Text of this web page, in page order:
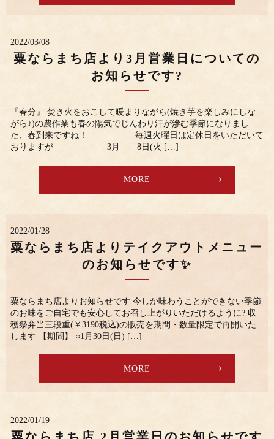
2022/03/08
粟ならまち店より3月営業日についての
お知らせです?
『春分』 焚き火をおこして暖まりながら(焼き芋を楽しみにしな
がら♪)の農作業も春の陽気でじんわり汗が滲む季節になりまし
た、春到来ですね！ 毎週火曜日は定休日をいただいて
おりますが 3月 8日(火 […]
MORE
2022/01/28
粟ならまち店よりテイクアウトメニュー
のお知らせです✨
粟ならまち店よりお知らせです 今しか味わうことができない季節
のお味をご自宅でも安心してお召し上がりいただけるように? 収
穫祭弁当三段重(￥3190税込)の販売を期間・数量限定で再開いた
します 【期間】 ○1月30日(日) […]
MORE
2022/01/19